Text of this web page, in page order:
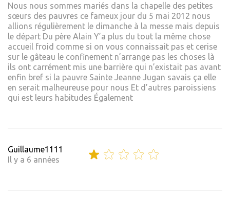
Nous nous sommes mariés dans la chapelle des petites
sœurs des pauvres ce fameux jour du 5 mai 2012 nous
allions régulièrement le dimanche à la messe mais depuis
le départ Du père Alain Y’a plus du tout la même chose
accueil froid comme si on vous connaissait pas et cerise
sur le gâteau le confinement n’arrange pas les choses là
ils ont carrément mis une barrière qui n’existait pas avant
enfin bref si la pauvre Sainte Jeanne Jugan savais ça elle
en serait malheureuse pour nous Et d’autres paroissiens
qui est leurs habitudes Également
Guillaume1111
Il y a 6 années